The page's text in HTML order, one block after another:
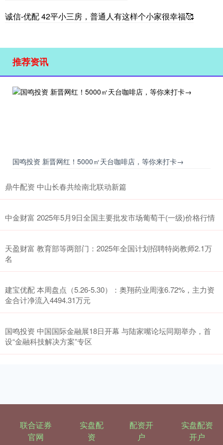
诚信-优配 42平小三房，普通人有这样个小家很幸福🥰
推荐资讯
国鸣投资 新晋网红！5000㎡天台咖啡店，等你来打卡→
鼎牛配资 中山长春共绘南北联动新篇
中金财富 2025年5月9日全国主要批发市场葡萄干(一级)价格行情
天盈财富 教育部等两部门：2025年全国计划招聘特岗教师2.1万
名
建宝优配 本周盘点（5.26-5.30）：奥翔药业周涨6.72%，主力资
金合计净流入4494.31万元
国鸣投资 中国国际金融展18日开幕 与陆家嘴论坛同期举办，首
设“金融科技解决方案”专区
联合证券
官网
实盘配
资
配资开
户
实盘配资
开户